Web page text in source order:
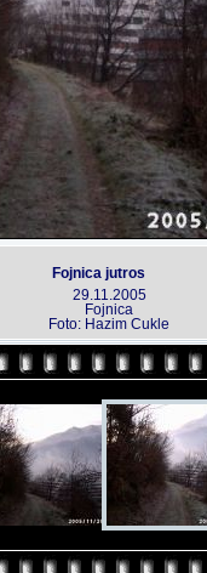
Fojnica jutros
29.11.2005
Fojnica
Foto: Hazim Cukle